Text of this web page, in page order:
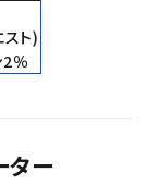
ト)
2％
ター